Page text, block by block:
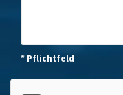
* Pflichtfeld